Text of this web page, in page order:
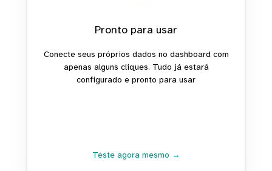
Pronto para usar
Conecte seus próprios dados no dashboard com
apenas alguns cliques. Tudo já estará
configurado e pronto para usar
Teste agora mesmo →